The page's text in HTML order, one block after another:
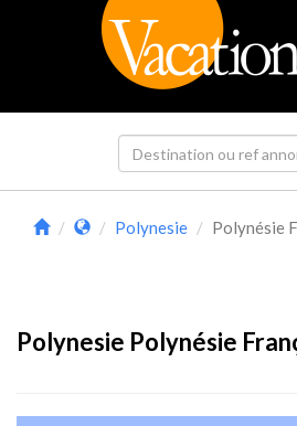
Polynesie Polynésie
Polynesie Polynésie